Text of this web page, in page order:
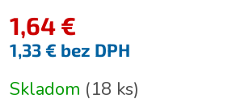
1,64 €
1,33 € bez DPH
cena:
Skladom (18 ks)